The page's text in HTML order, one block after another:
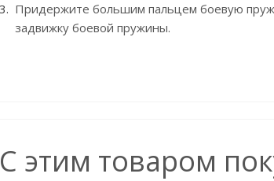
Придержите большим пальцем боевую
задвижку боевой пружины.
С этим товаром